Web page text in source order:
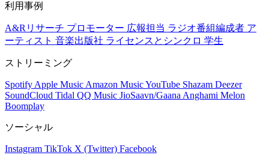
利用事例
A&Rリサーチ プロモーター 広報担当 ラジオ番組編成者 ア
ーティスト 音楽出版社 ライセンスとシンクロ 学生
ストリーミング
Spotify Apple Music Amazon MusicYouTube Shazam Deezer
SoundCloud Tidal QQ Music JioSaavn/Gaana Anghami Melon
Boomplay
ソーシャル
Instagram TikTok X (Twitter) Facebook